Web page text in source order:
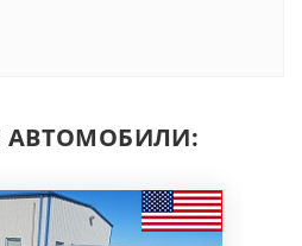
АВТОМОБИЛИ: